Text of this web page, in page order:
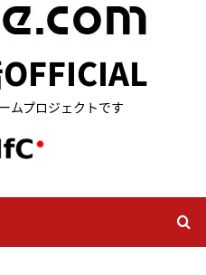
ムプロジェクトです